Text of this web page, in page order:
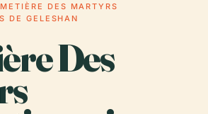
DES MARTYRS
DE GELESHAN
Des